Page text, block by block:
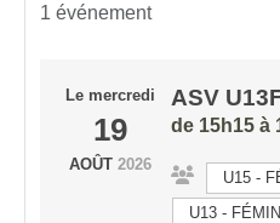
1 événement
Le mercredi
19
AOÛT 2026
ASV
de 15h15 à
U15 -
U13 -